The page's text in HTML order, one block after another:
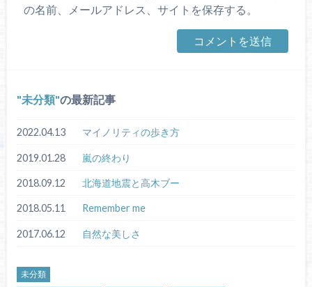
の名前、メールアドレス、サイトを保存する。
未分類 の最新記事
2022.04.13 マイノリティの歩き方
2019.01.28 嵐の終わり
2018.09.12 北海道地震と高木ブー
2018.05.11 Remember me
2017.06.12 自然な美しさ
未分類